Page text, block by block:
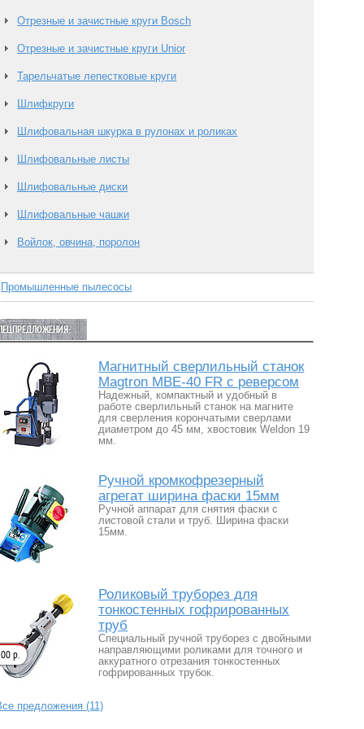
Отрезные и зачистные круги Bosch
Отрезные и зачистные круги Unior
Тарельчатые лепестковые круги
Шлифкруги
Шлифовальная шкурка в рулонах и роликах
Шлифовальные листы
Шлифовальные диски
Шлифовальные чашки
Войлок, овчина, поролон
Промышленные пылесосы
Магнитный сверлильный станок
Magtron MBE-40 FR с реверсом
Надежный, компактный и удобный в
работе сверлильный станок на магните
для сверления корончатыми сверлами
диаметром до 45 мм, хвостовик Weldon 19
мм.
Ручной кромкофрезерный
агрегат ширина фаски 15мм
Ручной аппарат для снятия фаски с
листовой стали и труб. Ширина фаски
15мм.
Роликовый труборез для
тонкостенных гофрированных
труб
Специальный ручной труборез с двойными
направляющими роликами для точного и
аккуратного отрезания тонкостенных
гофрированных трубок.
р.
предложения (11)